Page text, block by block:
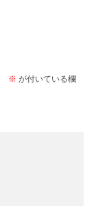
※ が付いている欄